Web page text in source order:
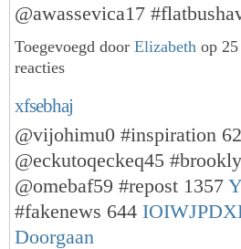
@awassevica17
Toegevoegd door Elizabeth op
reacties
xfsebhaj
@vijohimu0 #inspiration
@eckutoqeckeq45
@omebaf59 #repost 1357
#fakenews 644
Doorgaan